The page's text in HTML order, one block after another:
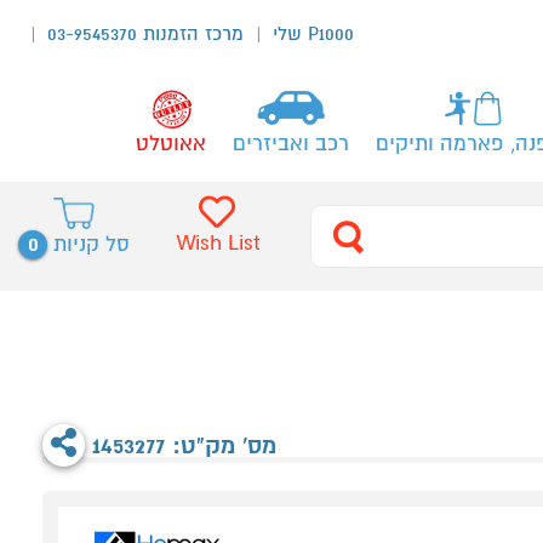
P1000 שלי מרכז הזמנות 03-9545370
פארמה ותיקים רכב ואביזרים אאוטלט
סל קניות 0 Wish List
מס' מק"ט: 1453277